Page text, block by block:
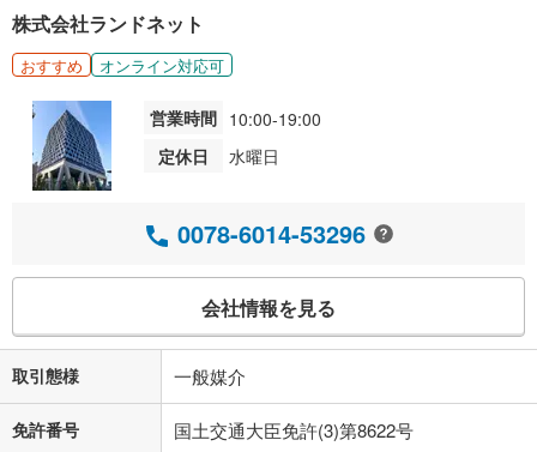
株式会社ランドネット
おすすめ オンライン対応可
営業時間 10:00-19:00
定休日
水曜日
0078-6014-53296
会社情報を見る
取引態様 一般媒介
免許番号 国土交通大臣免許(3)第8622号